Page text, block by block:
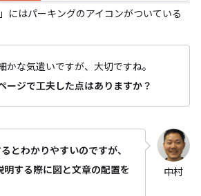
にはパーキングのアイコンがついている
かな気遣いですが、大切ですね。
ージで工夫した点はありますか？
とわかりやすいのですが、
する際に図と文章の配置を
中村